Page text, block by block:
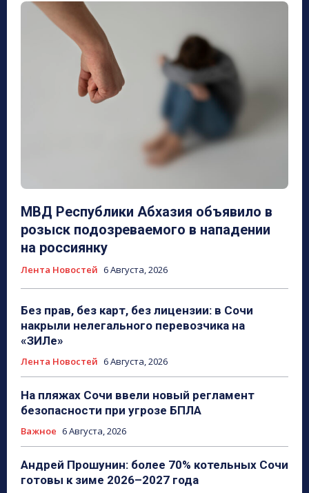
МВД Республики Абхазия объявило в
розыск подозреваемого в нападении
на россиянку
Лента Новостей 6 Августа, 2026
Без прав, без карт, без лицензии: в Сочи
накрыли нелегального перевозчика на
«ЗИЛе»
Лента Новостей 6 Августа, 2026
На пляжах Сочи ввели новый регламент
безопасности при угрозе БПЛА
Важное 6 Августа, 2026
Андрей Прошунин: более 70% котельных Сочи
готовы к зиме 2026–2027 года